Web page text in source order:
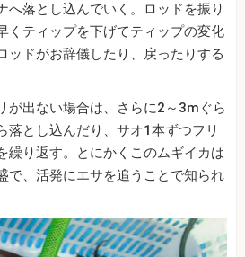
へ落とし込んでいく。ロッドを振り
くティップを下げてティップの変化
ッドがお辞儀したり、戻ったりする
が出ない場合は、さらに2～3mぐら
落とし込んだり、サオ1本ずつフリ
繰り返す。とにかくこのムギイカは
で、活発にエサを追うことで知られ